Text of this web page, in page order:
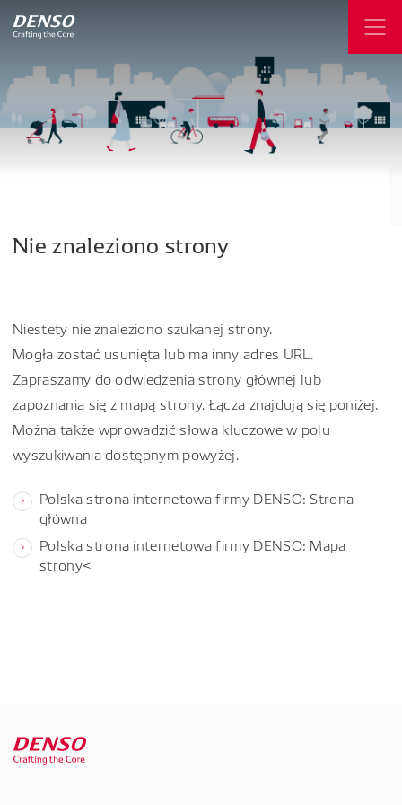
Nie znaleziono strony
Niestety nie znaleziono szukanej strony.
Mogła zostać usunięta lub ma inny adres URL.
Zapraszamy do odwiedzenia strony głównej lub
zapoznania się z mapą strony. Łącza znajdują się poniżej.
Można także wprowadzić słowa kluczowe w polu
wyszukiwania dostępnym powyżej.
Polska strona internetowa firmy DENSO: Strona
główna
Polska strona internetowa firmy DENSO: Mapa
strony<